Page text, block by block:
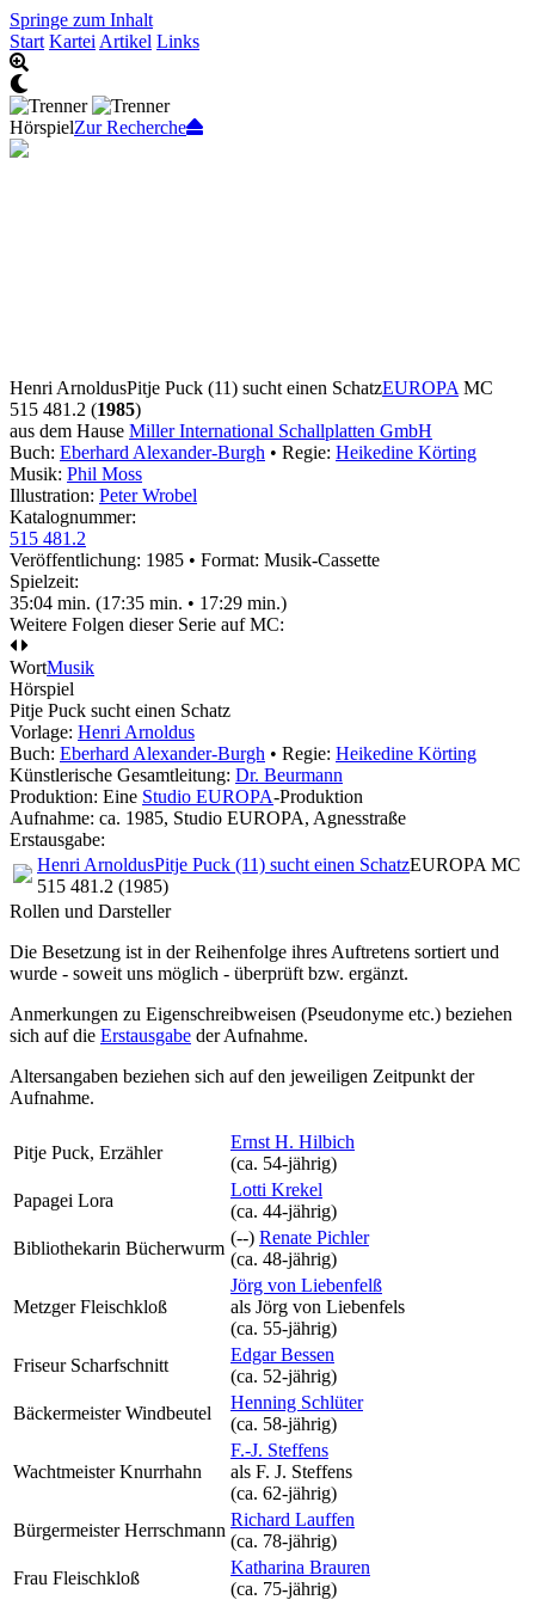
Springe zum Inhalt
Start Kartei Artikel Links
HörspielZur Recherche
Henri ArnoldusPitje Puck (11) sucht einen SchatzEUROPA MC
515 481.2 (1985)
aus dem Hause Miller International Schallplatten GmbH
Buch: Eberhard Alexander-Burgh • Regie: Heikedine Körting
Musik: Phil Moss
Illustration: Peter Wrobel
Katalognummer:
515 481.2
Veröffentlichung: 1985 • Format: Musik-Cassette
Spielzeit:
35:04 min. (17:35 min. • 17:29 min.)
Weitere Folgen dieser Serie auf MC:
WortMusik
Hörspiel
Pitje Puck sucht einen Schatz
Vorlage: Henri Arnoldus
Buch: Eberhard Alexander-Burgh • Regie: Heikedine Körting
Künstlerische Gesamtleitung: Dr. Beurmann
Produktion: Eine Studio EUROPA-Produktion
Aufnahme: ca. 1985, Studio EUROPA, Agnesstraße
Erstausgabe:
Henri ArnoldusPitje Puck (11) sucht einen SchatzEUROPA MC
515 481.2 (1985)
Rollen und Darsteller
Die Besetzung ist in derReihenfolge ihres Auftretens sortiert und
wurde - soweit uns möglich - überprüft bzw. ergänzt.
Anmerkungen zu Eigenschreibweisen (Pseudonyme etc.) beziehen
sich auf die Erstausgabe der Aufnahme.
Altersangaben beziehen sich auf den jeweiligen Zeitpunkt der
Aufnahme.
Pitje Puck, Erzähler
Ernst H. Hilbich
(ca. 54‑jährig)
Papagei Lora
Lotti Krekel
(ca. 44‑jährig)
Bibliothekarin Bücherwurm
(--) Renate Pichler
(ca. 48‑jährig)
Metzger Fleischkloß
Jörg von Liebenfelß
als Jörg von Liebenfels
(ca. 55‑jährig)
Friseur Scharfschnitt
Edgar Bessen
(ca. 52‑jährig)
Bäckermeister Windbeutel
Henning Schlüter
(ca. 58‑jährig)
Wachtmeister Knurrhahn
F.-J. Steffens
als F. J. Steffens
(ca. 62‑jährig)
Bürgermeister Herrschmann
Richard Lauffen
(ca. 78‑jährig)
Frau Fleischkloß
Katharina Brauren
(ca. 75‑jährig)